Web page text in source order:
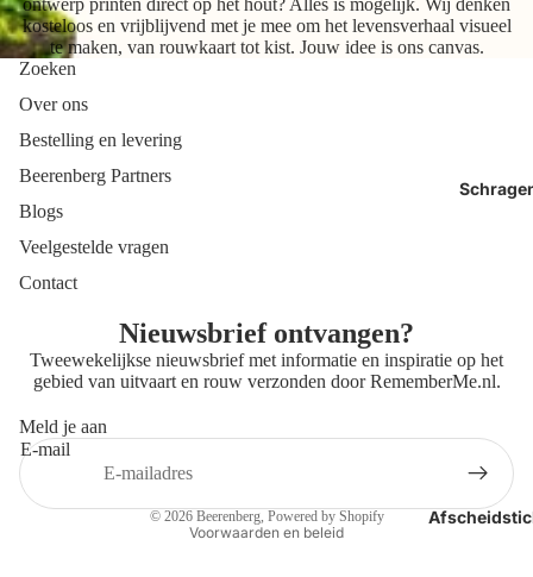
ontwerp printen direct op het hout? Alles is mogelijk. Wij denken
kosteloos en vrijblijvend met je mee om het levensverhaal visueel
te maken, van rouwkaart tot kist. Jouw idee is ons canvas.
Zoeken
Over ons
Bestelling en levering
Beerenberg Partners
Blogs
Veelgestelde vragen
Contact
Nieuwsbrief ontvangen?
Tweewekelijkse nieuwsbrief met informatie en inspiratie op het
gebied van uitvaart en rouw verzonden doorRememberMe.nl.
Meld je aan
E-mail
© 2026 Beerenberg, Powered by Shopify
Voorwaarden en beleid